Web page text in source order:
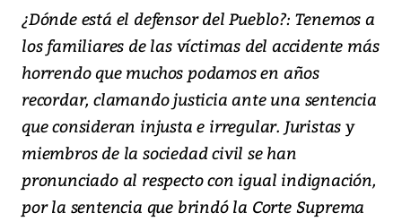
¿Dónde está el defensor del Pueblo?: Tenemos a
los familiares de las víctimas del accidente más
horrendo que muchos podamos en años
recordar, clamando justicia ante una sentencia
que consideran injusta e irregular. Juristas y
miembros de la sociedad civil se han
pronunciado al respecto con igual indignación,
por la sentencia que brindó la Corte Suprema